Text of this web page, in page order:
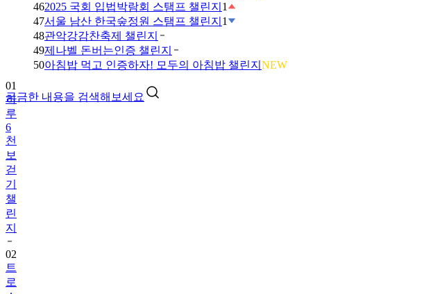
462025 국회 입법박람회 스탬프 챌린지 1
47서울 남산 한국숲정원 스탬프 챌린지 1
48관악강감찬축제 챌린지
49제나벨 돈버는인증 챌린지
50아침밥 먹고 인증하자! 모두의 아침밥 챌린지 NEW
궁금한 내용을 검색해보세요
루
6
천
보
걷
기
챌
린
지
02
트
로
스
트